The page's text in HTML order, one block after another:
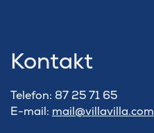
Kontakt
Telefon: 87 25 71 65
E-mail: mail@villavilla.com